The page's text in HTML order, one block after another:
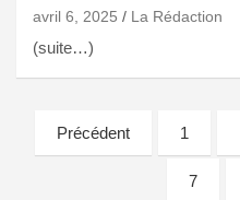
avril 6, 2025 La Rédaction
(suite…)
Précédent 1
7